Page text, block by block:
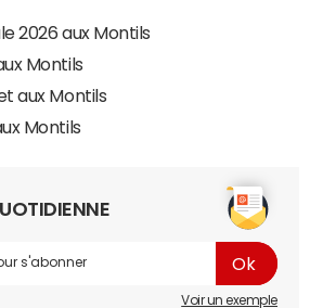
2026 aux Montils
Montils
aux Montils
Montils
Voir un exemple